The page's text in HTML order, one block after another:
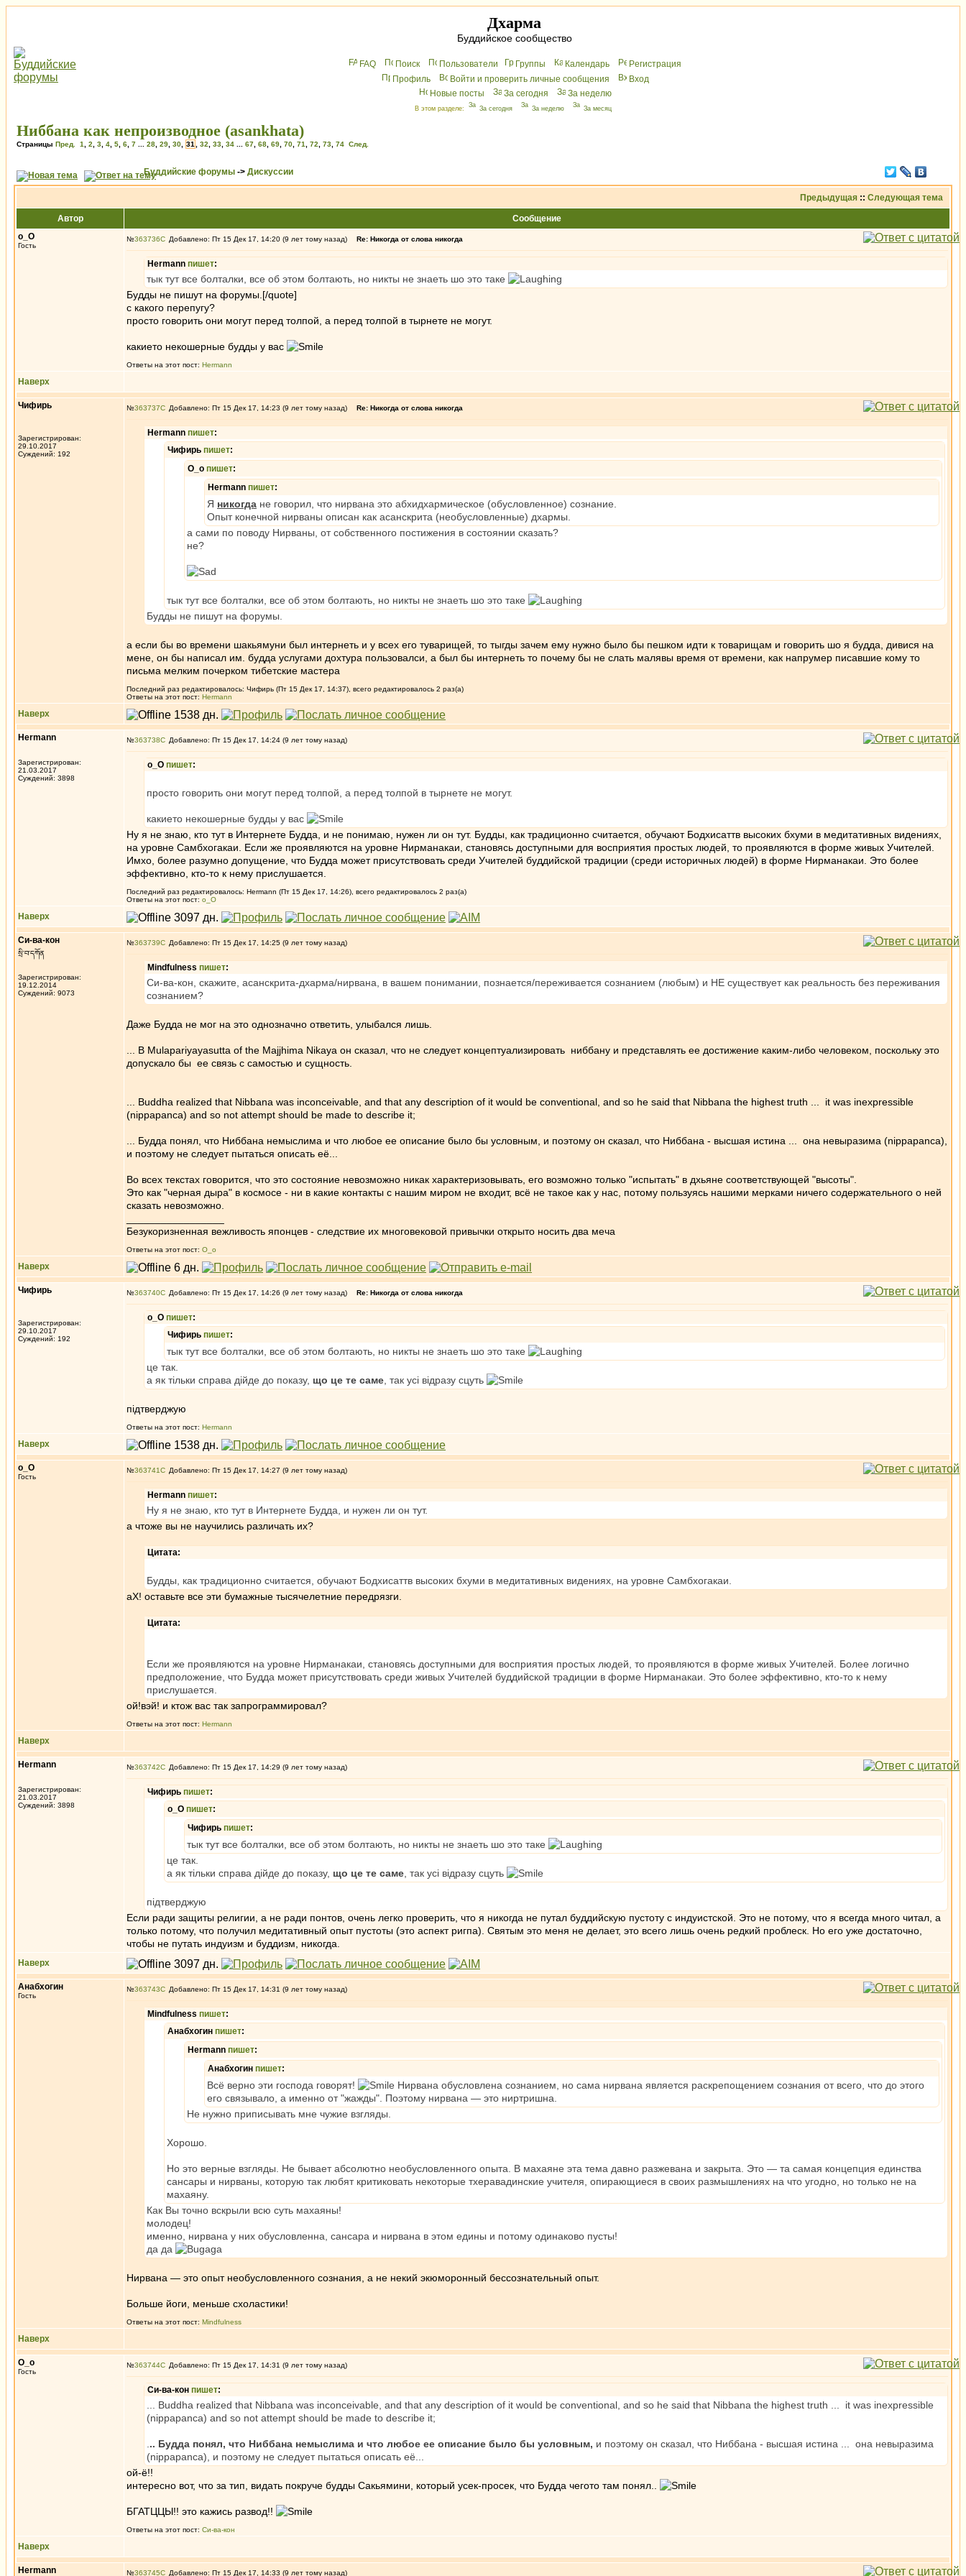
Дхарма
Буддийское сообщество
FAQ Поиск Пользователи Группы Календарь
Peгиcтрaция
Профиль
Войти и проверить личные сообщения
Вхoд
Новые посты
За сегодня За неделю
В этом разделе: За сегодня За неделю За месяц
Ниббана как непроизводное (asankhata)
Страницы Пред. 1 2 3 4 5 6 7 28 29 30 31 32 33 34 67 68 69 70 71 72 73 74 След.
Буддийские форумы -> Дискуссии
Предыдущая :: Следующая тема
Автор
Сообщение
о_О
Гость
№363736 Добавлено: Пт 15 Дек 17, 14:20 (9 лет тому назад) Re: Никогда от слова никогда
Hermann пишет:
тык тут все болталки, все об этом болтають, но никты не знаеть шо это таке
Будды не пишут на форумы.[/quote]
с какого перепугу?
просто говорить они могут перед толпой, а перед толпой в тырнете не могут.
какието некошерные будды у вас
Ответы на этот пост: Hermann
Наверх
Чифирь
Зарегистрирован:
29.10.2017
Суждений: 192
№363737 Добавлено: Пт 15 Дек 17, 14:23 (9 лет тому назад) Re: Никогда от слова никогда
Hermann пишет:
Чифирь пишет:
О_о пишет:
Hermann пишет:
Я никогда не говорил, что нирвана это абхидхармическое (обусловленное) сознание.
Опыт конечной нирваны описан как асанскрита (необусловленные) дхармы.
а сами по поводу Нирваны, от собственного постижения в состоянии сказать?
не?
тык тут все болталки, все об этом болтають, но никты не знаеть шо это таке
Будды не пишут на форумы.
а если бы во времени шакьямуни был интернеть и у всех его туварищей, то тыгды зачем ему нужно было бы пешком идти к товарищам и говорить шо я будда, дивися на
мене, он бы написал им. будда услугами дохтура пользовалси, а был бы интернеть то почему бы не слать малявы время от времени, как напрумер писавшие кому то
письма мелким почерком тибетские мастера
Последний раз редактировалось: Чифирь (Пт 15 Дек 17, 14:37), всего редактировалось 2 раз(а)
Ответы на этот пост: Hermann
Наверх
Hermann
Зарегистрирован:
21.03.2017
Суждений: 3898
№363738 Добавлено: Пт 15 Дек 17, 14:24 (9 лет тому назад)
о_О пишет:
просто говорить они могут перед толпой, а перед толпой в тырнете не могут.
какието некошерные будды у вас
Ну я не знаю, кто тут в Интернете Будда, и не понимаю, нужен ли он тут. Будды, как традиционно считается, обучают Бодхисаттв высоких бхуми в медитативных видениях,
на уровне Самбхогакаи. Если же проявляются на уровне Нирманакаи, становясь доступными для восприятия простых людей, то проявляются в форме живых Учителей.
Имхо, более разумно допущение, что Будда может присутствовать среди Учителей буддийской традиции (среди историчных людей) в форме Нирманакаи. Это более
эффективно, кто-то к нему прислушается.
Последний раз редактировалось: Hermann (Пт 15 Дек 17, 14:26), всего редактировалось 2 раз(а)
Ответы на этот пост: о_О
Наверх
Си-ва-кон
སྲི་བ་དཀོན
Зарегистрирован:
19.12.2014
Суждений: 9073
№363739 Добавлено: Пт 15 Дек 17, 14:25 (9 лет тому назад)
Mindfulness пишет:
Си-ва-кон, скажите, асанскрита-дхарма/нирвана, в вашем понимании, познается/переживается сознанием (любым) и НЕ существует как реальность без переживания
сознанием?
Даже Будда не мог на это однозначно ответить, улыбался лишь.
... В Mulapariyayasutta of the Majjhima Nikaya он сказал, что не следует концептуализировать ниббану и представлять ее достижение каким-либо человеком, поскольку это
допускало бы ее связь с самостью и сущность.
... Buddha realized that Nibbana was inconceivable, and that any description of it would be conventional, and so he said that Nibbana the highest truth ... it was inexpressible
(nippapanca) and so not attempt should be made to describe it;
... Будда понял, что Ниббана немыслима и что любое ее описание было бы условным, и поэтому он сказал, что Ниббана - высшая истина ... она невыразима (nippapanca),
и поэтому не следует пытаться описать её...
Во всех текстах говорится, что это состояние невозможно никак характеризовывать, его возможно только "испытать" в дхьяне соответствующей "высоты".
Это как "черная дыра" в космосе - ни в какие контакты с нашим миром не входит, всё не такое как у нас, потому пользуясь нашими мерками ничего содержательного о ней
сказать невозможно.
Безукоризненная вежливость японцев - следствие их многовековой привычки открыто носить два меча
Ответы на этот пост: О_о
Наверх
Чифирь
Зарегистрирован:
29.10.2017
Суждений: 192
№363740 Добавлено: Пт 15 Дек 17, 14:26 (9 лет тому назад) Re: Никогда от слова никогда
о_О пишет:
Чифирь пишет:
тык тут все болталки, все об этом болтають, но никты не знаеть шо это таке
це так.
а як тільки справа дійде до показу, що це те саме , так усi вiдразу сцуть
підтверджую
Ответы на этот пост: Hermann
Наверх
о_О
Гость
№363741 Добавлено: Пт 15 Дек 17, 14:27 (9 лет тому назад)
Hermann пишет:
Ну я не знаю, кто тут в Интернете Будда, и нужен ли он тут.
а чтоже вы не научились различать их?
Цитата:
Будды, как традиционно считается, обучают Бодхисаттв высоких бхуми в медитативных видениях, на уровне Самбхогакаи.
аХ! оставьте все эти бумажные тысячелетние передрязги.
Цитата:
Если же проявляются на уровне Нирманакаи, становясь доступными для восприятия простых людей, то проявляются в форме живых Учителей. Более логично
предположение, что Будда может присутствовать среди живых Учителей буддийской традиции в форме Нирманакаи. Это более эффективно, кто-то к нему
прислушается.
ой!вэй! и ктож вас так запрограммировал?
Ответы на этот пост: Hermann
Наверх
Hermann
Зарегистрирован:
21.03.2017
Суждений: 3898
№363742 Добавлено: Пт 15 Дек 17, 14:29 (9 лет тому назад)
Чифирь пишет:
о_О пишет:
Чифирь пишет:
тык тут все болталки, все об этом болтають, но никты не знаеть шо это таке
це так.
а як тільки справа дійде до показу, що це те саме , так усi вiдразу сцуть
підтверджую
Если ради защиты религии, а не ради понтов, очень легко проверить, что я никогда не путал буддийскую пустоту с индуистской. Это не потому, что я всегда много читал, а
только потому, что получил медитативный опыт пустоты (это аспект ригпа). Святым это меня не делает, это всего лишь очень редкий проблеск. Но его уже достаточно,
чтобы не путать индуизм и буддизм, никогда.
Наверх
Анабхогин
Гость
№363743 Добавлено: Пт 15 Дек 17, 14:31 (9 лет тому назад)
Mindfulness пишет:
Анабхогин пишет:
Hermann пишет:
Анабхогин пишет:
Всё верно эти господа говорят!
Нирвана обусловлена сознанием, но сама нирвана является раскрепощением сознания от всего, что до этого
его связывало, а именно от "жажды". Поэтому нирвана — это ниртришна.
Не нужно приписывать мне чужие взгляды.
Хорошо.
Но это верные взгляды. Не бывает абсолютно необусловленного опыта. В махаяне эта тема давно разжевана и закрыта. Это — та самая концепция единства
сансары и нирваны, которую так любят критиковать некоторые тхеравадинские учителя, опирающиеся в своих размышлениях на что угодно, но только не на
махаяну.
Как Вы точно вскрыли всю суть махаяны!
молодец!
именно, нирвана у них обусловленна, сансара и нирвана в этом едины и потому одинаково пусты!
да да
Нирвана — это опыт необусловленного сознания, а не некий экюморонный бессознательный опыт.
Больше йоги, меньше схоластики!
Ответы на этот пост: Mindfulness
Наверх
О_о
Гость
№363744 Добавлено: Пт 15 Дек 17, 14:31 (9 лет тому назад)
Си-ва-кон пишет:
... Buddha realized that Nibbana was inconceivable, and that any description of it would be conventional, and so he said that Nibbana the highest truth ... it was inexpressible
(nippapanca) and so not attempt should be made to describe it;
.. Будда понял, что Ниббана немыслима и что любое ее описание было бы условным, и поэтому он сказал, что Ниббана - высшая истина ... она невыразима
(nippapanca), и поэтому не следует пытаться описать её...
ой-ё!!
интересно вот, что за тип, видать покруче будды Сакьямини, который усек-просек, что Будда чегото там понял..
БГАТЦЦЫ!! это кажись развод!!
Ответы на этот пост: Си-ва-кон
Наверх
Hermann №363745 Добавлено: Пт 15 Дек 17, 14:33 (9 лет тому назад)